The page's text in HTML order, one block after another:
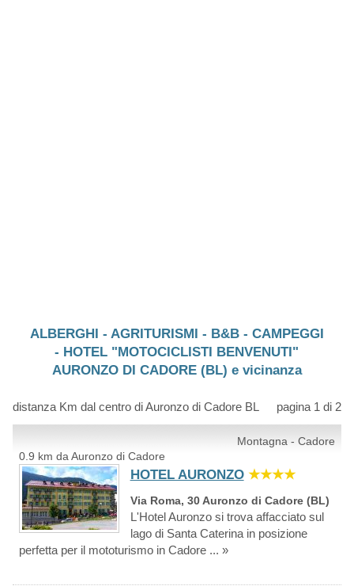
ALBERGHI - AGRITURISMI - B&B - CAMPEGGI
- HOTEL "MOTOCICLISTI BENVENUTI"
AURONZO DI CADORE (BL) e vicinanza
distanza Km dal centro di Auronzo di Cadore BL pagina 1 di 2
Montagna - Cadore
0.9 km da Auronzo di Cadore
HOTEL AURONZO ★★★★
Via Roma, 30 Auronzo di Cadore (BL)
L'Hotel Auronzo si trova affacciato sul
lago di Santa Caterina in posizione
perfetta per il mototurismo in Cadore ... »